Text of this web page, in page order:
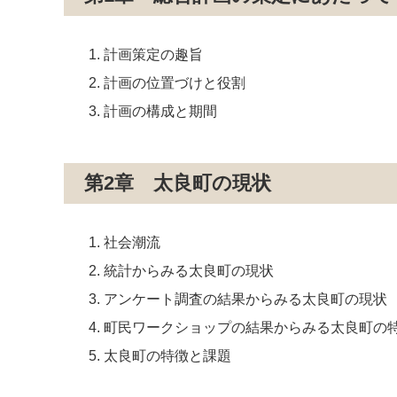
計画策定の趣旨
計画の位置づけと役割
計画の構成と期間
第2章 太良町の現状
社会潮流
統計からみる太良町の現状
アンケート調査の結果からみる太良町の現状
町民ワークショップの結果からみる太良町の
太良町の特徴と課題